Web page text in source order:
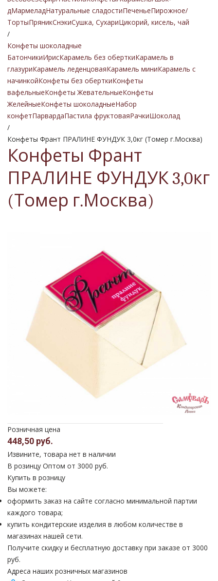
дМармеладНатуральные сладостиПеченьеПирожное/
ТортыПряникСнэкиСушка, СухариЦикорий, кисель, чай
/
Конфеты шоколадные
БатончикиИрисКарамель без оберткиКарамель в
глазуриКарамель леденцоваяКарамель миниКарамель с
начинкойКонфеты без оберткиКонфеты
вафельныеКонфеты ЖевательныеКонфеты
ЖелейныеКонфеты шоколадныеНабор
конфетПарвардаПастила фруктоваяРачкиШоколад
/
Конфеты Франт ПРАЛИНЕ ФУНДУК 3,0кг (Томер г.Москва)
Конфеты Франт
ПРАЛИНЕ ФУНДУК 3,0кг
(Томер г.Москва)
Розничная цена
448,50 руб.
Извините, товара нет в наличии
В розинцу Оптом от 3000 руб.
Купить в розницу
Вы можете:
оформить заказ на сайте согласно минимальной партии
каждого товара;
купить кондитерские изделия в любом количестве в
магазинах нашей сети.
Получите скидку и бесплатную доставку при заказе от 3000
руб.
Адреса наших розничных магазинов